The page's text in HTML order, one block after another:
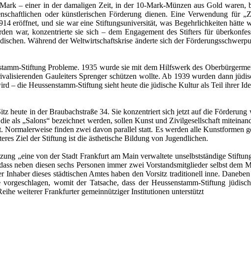
– einer in der damaligen Zeit, in der 10-Mark-Münzen aus Gold waren,
oder künstlerischen Förderung dienen. Eine Verwendung für
eröffnet, und sie war eine Stiftungsuniversität, was Begehrlichkeiten hätte
war, konzentrierte sie sich – dem Engagement des Stifters für
Während der Weltwirtschaftskrise änderte sich der
Stiftung Probleme. 1935 wurde sie mit dem Hilfswerk des
Gauleiters Sprenger schützen wollte. Ab 1939 wurden dann
– die Heussenstamm-Stiftung sieht heute die jüdische Kultur als Teil ihrer
heute in der Braubachstraße 34. Sie konzentriert sich jetzt auf die
als „Salons“ bezeichnet werden, sollen Kunst und Zivilgesellschaft
finden zwei davon parallel statt. Es werden alle Kunstformen
Ziel der Stiftung ist die ästhetische Bildung von Jugendlichen.
„eine von der Stadt Frankfurt am Main verwaltete unselbstständige
neben diesen sechs Personen immer zwei Vorstandsmitglieder selbst dem
dieses städtischen Amtes haben den Vorsitz traditionell inne.
womit der Tatsache, dass der Heussenstamm-Stiftung
weiterer Frankfurter gemeinnütziger Institutionen unterstützt